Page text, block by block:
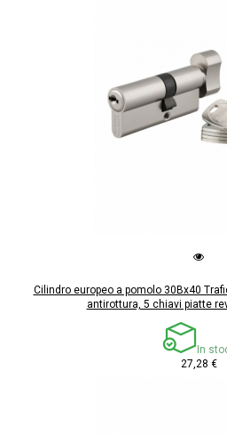
Cilindro europeo a pomolo 30Bx40
antirottura, 5 chiavi piatte
In
27,28 €